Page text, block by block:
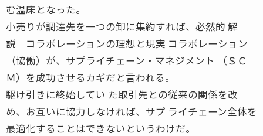
む温床となった。
小売りが調達先を一つの卸に集約すれば、必然的 解
説 コラボレーションの理想と現実 コラボレーション
（協働）が、サプライチェーン・マネジメント （ＳＣ
Ｍ）を成功させるカギだと言われる。
駆け引きに終始してい た取引先との従来の関係を改
め、お互いに協力しなければ、サプ ライチェーン全体を
最適化することはできないというわけだ。